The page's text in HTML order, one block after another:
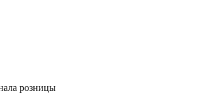
розницы